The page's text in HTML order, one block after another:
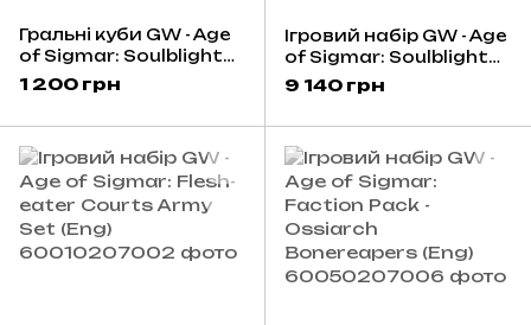
Гральні куби GW - Age
of Sigmar: Soulblight
Gravelords Dice
1 200 грн
Ігровий набір GW - Age
of Sigmar: Soulblight
Gravelords -
Deathrattle Army Set
9 140 грн